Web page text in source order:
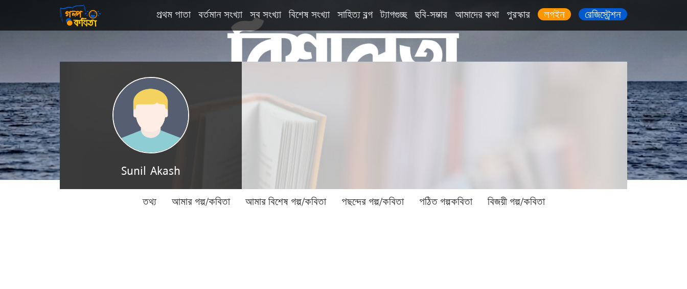
প্রথম পাতা বর্তমান সংখ্যা সব সংখ্যা বিশেষ সংখ্যা সাহিত্য ব্লগ ট্যাগগুচ্ছ ছবি-সম্ভার আমাদের কথা পুরস্কার লগইন রেজিস্ট্রেশন
Sunil Akash
তথ্য আমার গল্প/কবিতা আমার বিশেষ গল্প/কবিতা পছন্দের গল্প/কবিতা পঠিত গল্পকবিতা বিজয়ী গল্প/কবিতা